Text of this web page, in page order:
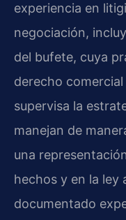
experiencia en
negociación,
del bufete, cuya
derecho
supervisa la
manejan de
una
hechos y en la ley
documentado